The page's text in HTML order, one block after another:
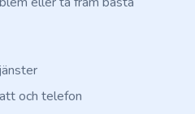
och telefon